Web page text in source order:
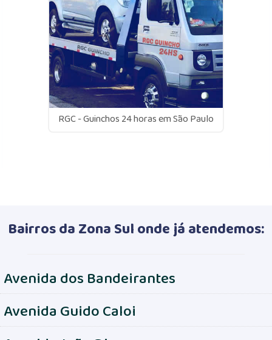
RGC - Guinchos 24 horas em São Paulo
Bairros da Zona Sul onde já atendemos:
Avenida dos Bandeirantes
Avenida Guido Caloi